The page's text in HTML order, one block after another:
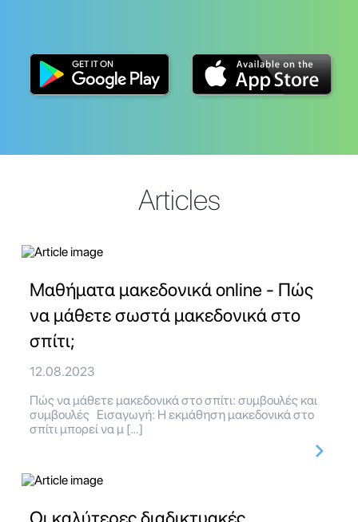
Articles
Μαθήματα μακεδονικά online - Πώς
να μάθετε σωστά μακεδονικά στο
σπίτι;
12.08.2023
Πώς να μάθετε μακεδονικά στο σπίτι: συμβουλές και
συμβουλές Εισαγωγή: Η εκμάθηση μακεδονικά στο
σπίτι μπορεί να μ […]